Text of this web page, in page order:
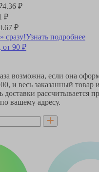
4.36 ₽
₽
₽
сразу!Узнать подробнее
от 90 ₽
возможна, если она
, и весь заказанный товар
рассчитывается
вашему адресу.